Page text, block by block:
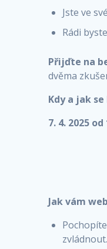
Jste ve
Rádi
Přijďte na
dvěma
Kdy a jak
7. 4. 2025
Jak vám
zvládnout.